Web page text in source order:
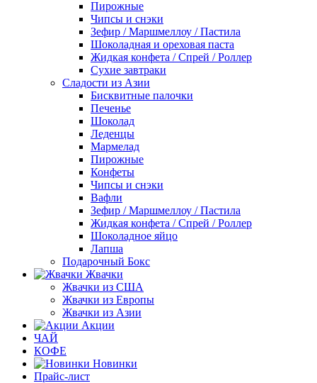
Пирожные
Чипсы и снэки
Зефир / Маршмеллоу / Пастила
Шоколадная и ореховая паста
Жидкая конфета / Спрей / Роллер
Сухие завтраки
Сладости из Азии
Бисквитные палочки
Печенье
Шоколад
Леденцы
Мармелад
Пирожные
Конфеты
Чипсы и снэки
Вафли
Зефир / Маршмеллоу / Пастила
Жидкая конфета / Спрей / Роллер
Шоколадное яйцо
Лапша
Подарочный Бокс
Жвачки
Жвачки из США
Жвачки из Европы
Жвачки из Азии
Акции
ЧАЙ
КОФЕ
Новинки
Прайс-лист